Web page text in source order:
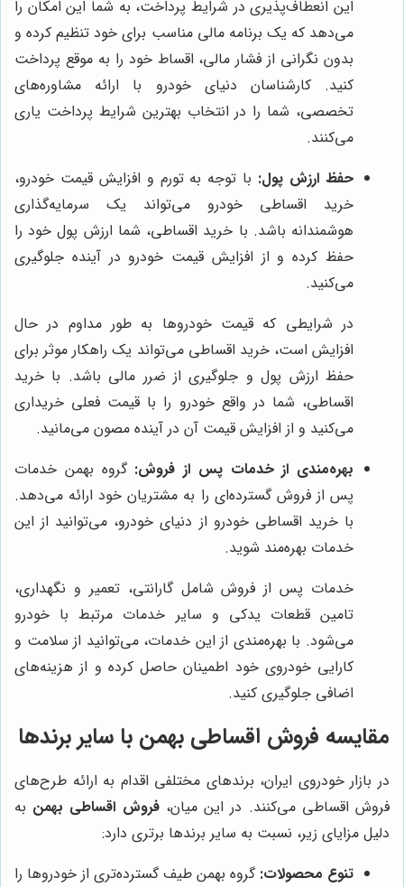
این انعطاف‌پذیری در شرایط پرداخت، به شما این امکان را
می‌دهد که یک برنامه مالی مناسب برای خود تنظیم کرده و
بدون نگرانی از فشار مالی، اقساط خود را به موقع پرداخت
کنید. کارشناسان دنیای خودرو با ارائه مشاوره‌های
تخصصی، شما را در انتخاب بهترین شرایط پرداخت یاری
می‌کنند.
حفظ ارزش پول: با توجه به تورم و افزایش قیمت خودرو،
خرید اقساطی خودرو می‌تواند یک سرمایه‌گذاری
هوشمندانه باشد. با خرید اقساطی، شما ارزش پول خود را
حفظ کرده و از افزایش قیمت خودرو در آینده جلوگیری
می‌کنید.
در شرایطی که قیمت خودروها به طور مداوم در حال
افزایش است، خرید اقساطی می‌تواند یک راهکار موثر برای
حفظ ارزش پول و جلوگیری از ضرر مالی باشد. با خرید
اقساطی، شما در واقع خودرو را با قیمت فعلی خریداری
می‌کنید و از افزایش قیمت آن در آینده مصون می‌مانید.
بهره‌مندی از خدمات پس از فروش: گروه بهمن خدمات
پس از فروش گسترده‌ای را به مشتریان خود ارائه می‌دهد.
با خرید اقساطی خودرو از دنیای خودرو، می‌توانید از این
خدمات بهره‌مند شوید.
خدمات پس از فروش شامل گارانتی، تعمیر و نگهداری،
تامین قطعات یدکی و سایر خدمات مرتبط با خودرو
می‌شود. با بهره‌مندی از این خدمات، می‌توانید از سلامت و
کارایی خودروی خود اطمینان حاصل کرده و از هزینه‌های
اضافی جلوگیری کنید.
مقایسه فروش اقساطی بهمن با سایر برندها
در بازار خودروی ایران، برندهای مختلفی اقدام به ارائه طرح‌های
فروش اقساطی می‌کنند. در این میان،فروش اقساطی بهمن به
دلیل مزایای زیر، نسبت به سایر برندها برتری دارد:
تنوع محصولات: گروه بهمن طیف گسترده‌تری از خودروها را